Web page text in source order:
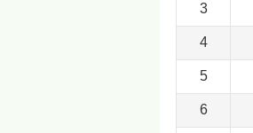
3
4
5
6